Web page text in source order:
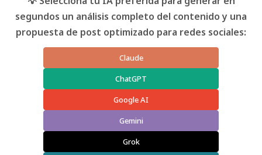
segundos un análisis completo del contenido y una
propuesta de post optimizado para redes sociales:
Claude
ChatGPT
Google AI
Gemini
Grok